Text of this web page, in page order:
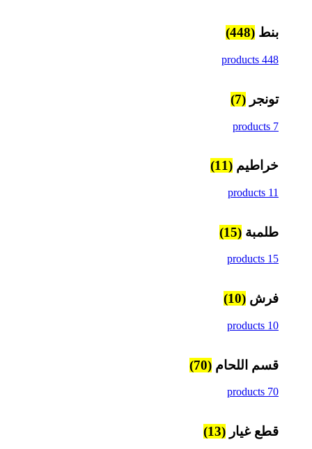
بنط (448)
448 products
تونجر (7)
7 products
خراطيم (11)
11 products
طلمبة (15)
15 products
فرش (10)
10 products
قسم اللحام (70)
70 products
قطع غيار (13)